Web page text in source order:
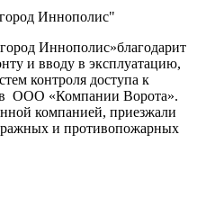
Иннополис"
Иннополис»благодарит
и вводу в эксплуатацию,
контроля доступа к
ООО «Компании Ворота».
компанией, приезжали
и противопожарных